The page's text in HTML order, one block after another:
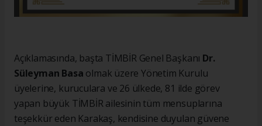
Açıklamasında, başta TİMBİR Genel Başkanı Dr.
Süleyman Basa olmak üzere Yönetim Kurulu
üyelerine, kuruculara ve 26 ülkede, 81 ilde görev
yapan büyük TİMBİR ailesinin tüm mensuplarına
teşekkür eden Karakaş, kendisine duyulan güvene